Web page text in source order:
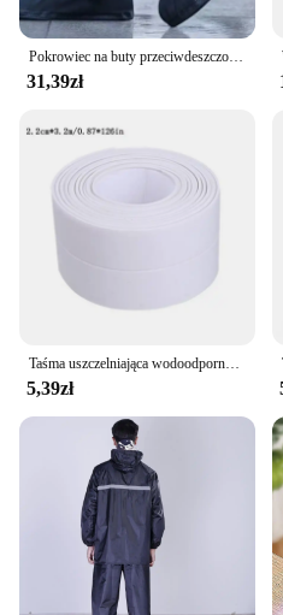
Pokrowiec na buty przeciwdeszczowe Czarny Wodoodporny z odblaskowym przezroczystym butem Wielokrotnego użytku Motocyklowe pokrowce na buty przeciwdeszczowe na buty rowerowe
31,39zł
Taśma uszczelniająca wodoodporny PVC 1m/3.2m do umywalka do łazienki, prysznica, wanny i toalety-samodzielna naklejka na ścianę
5,39zł